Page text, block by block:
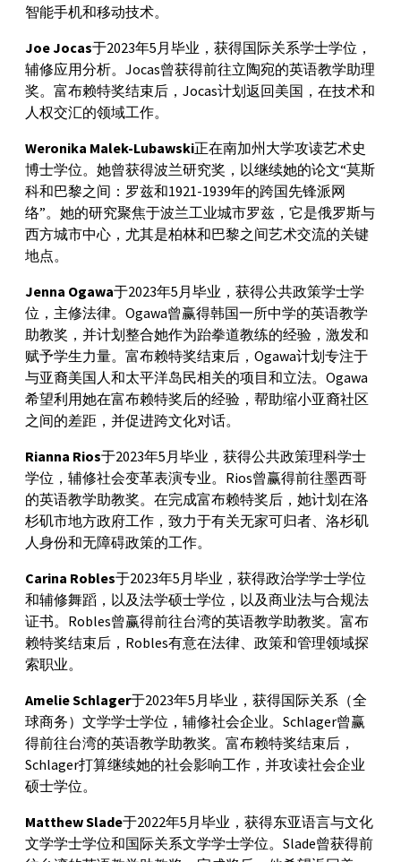
智能手机和移动技术。
Joe Jocas于2023年5月毕业，获得国际关系学士学位，
辅修应用分析。Jocas曾获得前往立陶宛的英语教学助理
奖。富布赖特奖结束后，Jocas计划返回美国，在技术和
人权交汇的领域工作。
Weronika Malek-Lubawski正在南加州大学攻读艺术史
博士学位。她曾获得波兰研究奖，以继续她的论文“莫斯
科和巴黎之间：罗兹和1921-1939年的跨国先锋派网
络”。她的研究聚焦于波兰工业城市罗兹，它是俄罗斯与
西方城市中心，尤其是柏林和巴黎之间艺术交流的关键
地点。
Jenna Ogawa于2023年5月毕业，获得公共政策学士学
位，主修法律。Ogawa曾赢得韩国一所中学的英语教学
助教奖，并计划整合她作为跆拳道教练的经验，激发和
赋予学生力量。富布赖特奖结束后，Ogawa计划专注于
与亚裔美国人和太平洋岛民相关的项目和立法。Ogawa
希望利用她在富布赖特奖后的经验，帮助缩小亚裔社区
之间的差距，并促进跨文化对话。
Rianna Rios于2023年5月毕业，获得公共政策理科学士
学位，辅修社会变革表演专业。Rios曾赢得前往墨西哥
的英语教学助教奖。在完成富布赖特奖后，她计划在洛
杉矶市地方政府工作，致力于有关无家可归者、洛杉矶
人身份和无障碍政策的工作。
Carina Robles于2023年5月毕业，获得政治学学士学位
和辅修舞蹈，以及法学硕士学位，以及商业法与合规法
证书。Robles曾赢得前往台湾的英语教学助教奖。富布
赖特奖结束后，Robles有意在法律、政策和管理领域探
索职业。
Amelie Schlager于2023年5月毕业，获得国际关系（全
球商务）文学学士学位，辅修社会企业。Schlager曾赢
得前往台湾的英语教学助教奖。富布赖特奖结束后，
Schlager打算继续她的社会影响工作，并攻读社会企业
硕士学位。
Matthew Slade于2022年5月毕业，获得东亚语言与文化
文学学士学位和国际关系文学学士学位。Slade曾获得前